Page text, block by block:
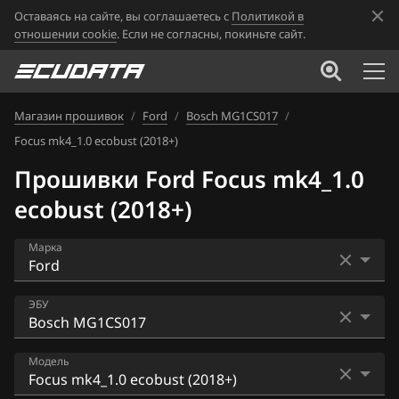
Оставаясь на сайте, вы соглашаетесь с Политикой в
отношении cookie. Если не согласны, покиньте сайт.
Магазин прошивок / Ford / Bosch MG1CS017 /
Focus mk4_1.0 ecobust (2018+)
Прошивки Ford Focus mk4_1.0
ecobust (2018+)
Марка
Acura
Alfa Romeo
ATLAS
ЭБУ
Bosch EDC17C70
Bosch M17.8.5
Модель